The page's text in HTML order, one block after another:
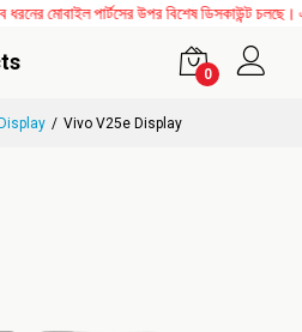
মোবাইল পার্টসের উপর বিশেষ ডিসকাউন্ট চলছে।
0
Vivo V25e Display